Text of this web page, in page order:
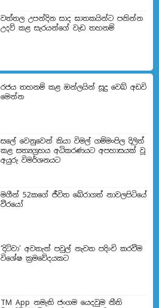
වත්තල උපන්දින සාද ඝාතකයින්ට පනින්න
උදව් කළ සැරයන්ගේ වැඩ තහනම්
රජය තහනම් කළ ඔන්ලයින් සූදු වෙබ් අඩවි
මෙන්න
සලේ වෙනුවෙන් කියා විමල් ගම්මංපිල දිලිත්
කළ සත්‍යග්‍රහය අධිකරණයට අපහාසයක් වූ
අයුරු විමර්ශනයට
මගීන් 52කගේ ජීවිත බේරා­ගත් නාව­ල­පි­ටියේ
වීරයෝ
‘දිට්වා’ අවතැන් පවුල් නැවත පදිංචි කරවීම
විශේෂ ක්‍රමවේදයකට
TM App නමැති ජංගම යෙදවුම නීති